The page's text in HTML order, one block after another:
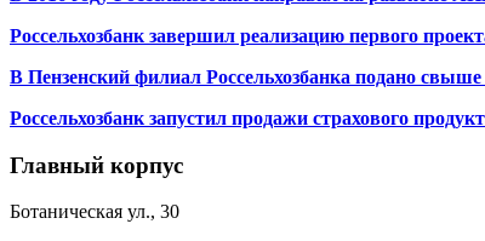
Россельхозбанк завершил реализацию первого
В Пензенский филиал Россельхозбанка подано свыше
Россельхозбанк запустил продажи страхового
Главный корпус
Ботаническая ул., 30